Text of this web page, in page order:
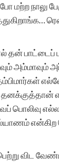
மற்ற நாலு
தன் பாட்டைப்
அம்மாவும்
பொலிவு
என்கிற
விட